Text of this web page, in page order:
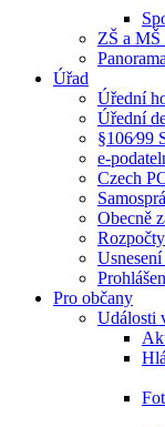
ZŠ a
Úřad
Úřední
Úřední
§106⁄99
e-
Czech
Obecně
Pro občany
Události